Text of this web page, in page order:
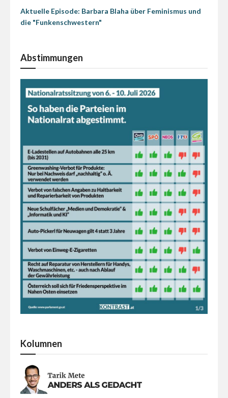
Aktuelle Episode: Barbara Blaha über Feminismus und
die "Funkenschwestern"
Abstimmungen
Kolumnen